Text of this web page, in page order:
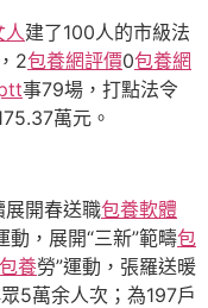
人建了100人的市級法
2包養網評價0包養網
事79場，打點法令
萬元。
展開春送職包養軟體
，展開“三新”範疇包
包養勞”運動，張羅送暖
5萬余人次；為197戶